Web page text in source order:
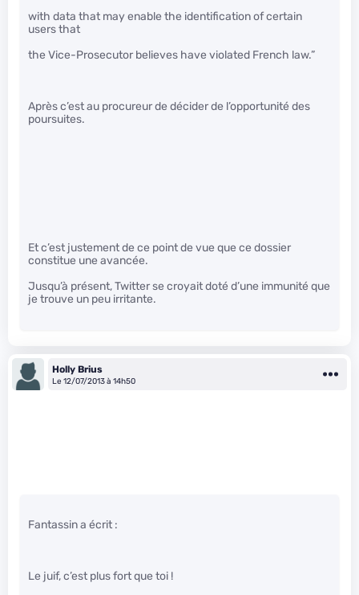
with data that may enable the identification of certain
users that
the Vice-Prosecutor believes have violated French law.”
Après c’est au procureur de décider de l’opportunité des
poursuites.
Et c’est justement de ce point de vue que ce dossier
constitue une avancée.
Jusqu’à présent, Twitter se croyait doté d’une immunité que
je trouve un peu irritante.
Holly Brius
Le 12/07/2013 à 14h50
Fantassin a écrit :
Le juif, c’est plus fort que toi !